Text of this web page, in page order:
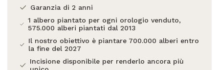
Garanzia di 2 anni
1 albero piantato per ogni orologio venduto,
575.000 alberi piantati dal 2013
Il nostro obiettivo è piantare 700.000 alberi entro
la fine del 2027
Incisione disponibile per renderlo ancora più